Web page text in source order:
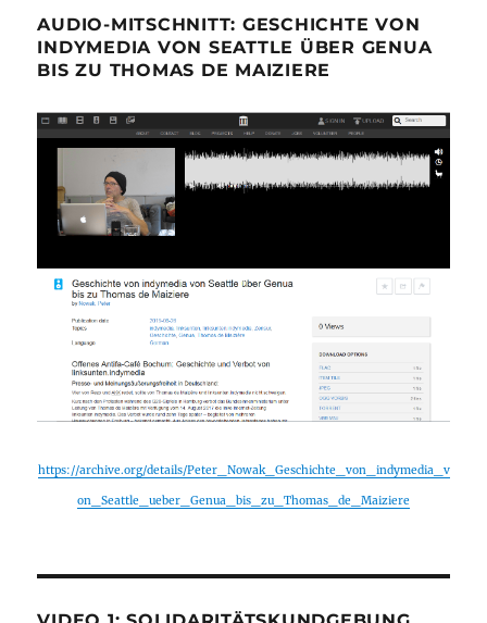
AUDIO-MITSCHNITT: GESCHICHTE VON
INDYMEDIA VON SEATTLE ÜBER GENUA
BIS ZU THOMAS DE MAIZIERE
https://archive.org/details/Peter_Nowak_Geschichte_von_indymedia_v
on_Seattle_ueber_Genua_bis_zu_Thomas_de_Maiziere